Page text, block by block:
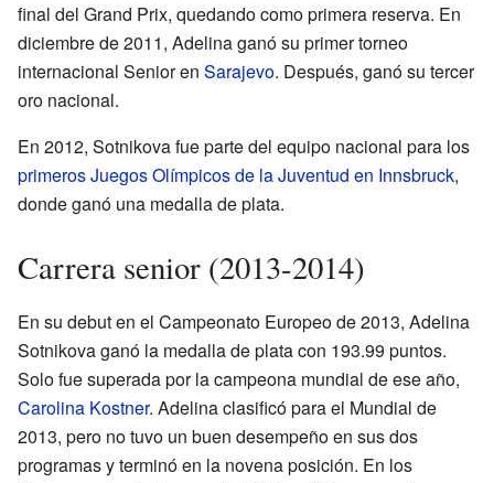
final del Grand Prix, quedando como primera reserva. En
diciembre de 2011, Adelina ganó su primer torneo
internacional Senior en Sarajevo. Después, ganó su tercer
oro nacional.
En 2012, Sotnikova fue parte del equipo nacional para los
primeros Juegos Olímpicos de la Juventud en Innsbruck,
donde ganó una medalla de plata.
Carrera senior (2013-2014)
En su debut en el Campeonato Europeo de 2013, Adelina
Sotnikova ganó la medalla de plata con 193.99 puntos.
Solo fue superada por la campeona mundial de ese año,
Carolina Kostner. Adelina clasificó para el Mundial de
2013, pero no tuvo un buen desempeño en sus dos
programas y terminó en la novena posición. En los